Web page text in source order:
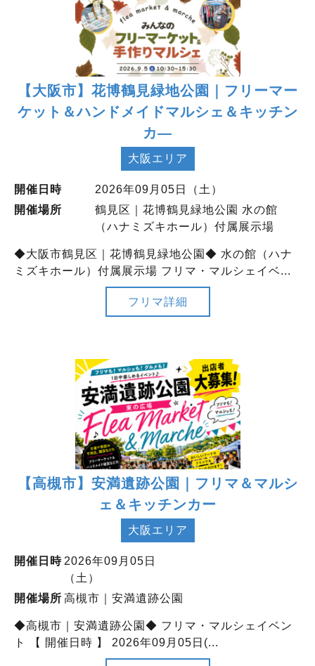
【大阪市】花博鶴見緑地公園｜フリーマー
ケット＆ハンドメイドマルシェ＆キッチン
カ―
大阪エリア
開催日時
2026年09月05日（土）
開催場所
鶴見区｜花博鶴見緑地公園 水の館
（ハナミズキホール）付属展示場
◆大阪市鶴見区｜花博鶴見緑地公園◆ 水の館（ハナ
ミズキホール）付属展示場 フリマ・マルシェイベ...
フリマ詳細
【高槻市】安満遺跡公園｜フリマ＆マルシ
ェ＆キッチンカー
大阪エリア
開催日時 2026年09月05日
（土）
開催場所 高槻市｜安満遺跡公園
◆高槻市｜安満遺跡公園◆ フリマ・マルシェイベン
ト 【 開催日時 】 2026年09月05日(...